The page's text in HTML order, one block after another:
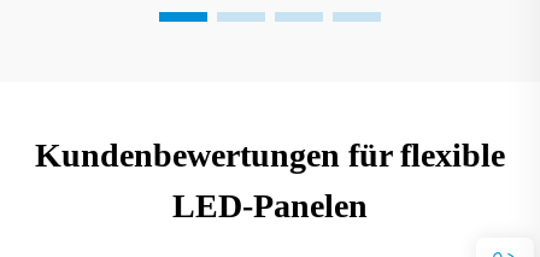
Kundenbewertungen für flexible
LED-Panelen